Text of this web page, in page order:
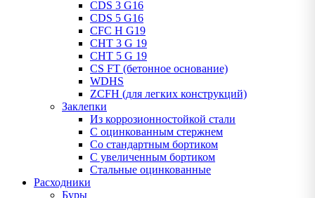
CDS 3 G16
CDS 5 G16
CFC H G19
CHT 3 G 19
CHT 5 G 19
CS FT (бетонное основание)
WDHS
ZCFH (для легких конструкций)
Заклепки
Из коррозионностойкой стали
С оцинкованным стержнем
Со стандартным бортиком
С увеличенным бортиком
Стальные оцинкованные
Расходники
Буры